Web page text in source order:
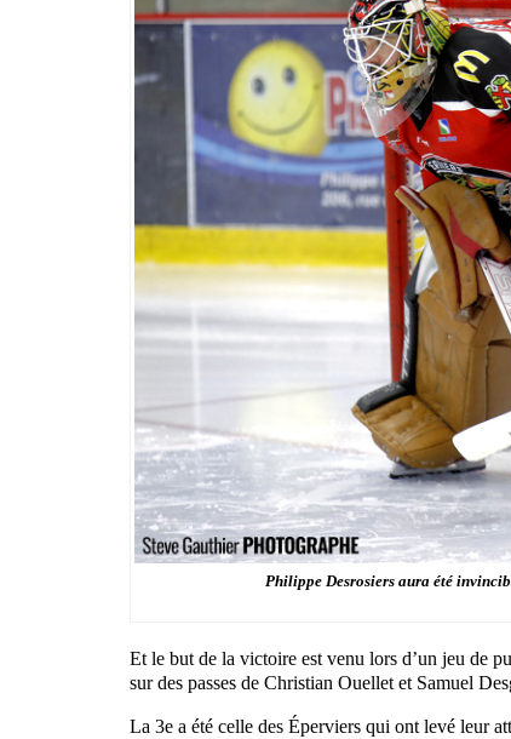
Philippe Desrosiers aura été
Et le but de la victoire est venu lors d’un jeu de
sur des passes de Christian Ouellet et Samuel
La 3e a été celle des Éperviers qui ont levé leur